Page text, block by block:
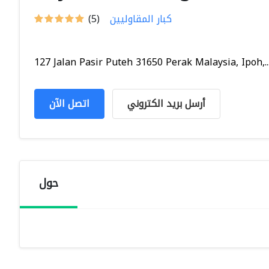
(5) كبار المقاوليين
127 Jalan Pasir Puteh 31650 Perak Malaysia,
اتصل الآن أرسل بريد الكتروني
حول